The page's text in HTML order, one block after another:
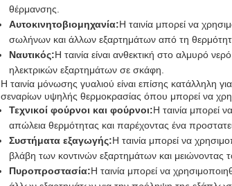
θέρμανσης.
Αυτοκινητοβιομηχανία:Η ταινία μπορεί να
σωλήνων και άλλων εξαρτημάτων από τη θερμότητα
Ναυτικός:Η ταινία είναι ανθεκτική στο αλμυρό
ηλεκτρικών εξαρτημάτων σε σκάφη.
Η ταινία μόνωσης γυαλιού είναι επίσης κατάλληλη
σεναρίων υψηλής θερμοκρασίας όπου μπορεί να
Τεχνικοί φούρνοι και φούρνοι:Η ταινία μπορεί
απώλεια θερμότητας και παρέχοντας ένα
Συστήματα εξαγωγής:Η ταινία μπορεί να
βλάβη των κοντινών εξαρτημάτων και μειώνοντας
Πυροπροστασία:Η ταινία μπορεί να